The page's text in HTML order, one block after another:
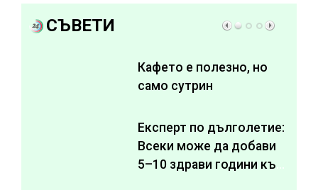
СЪВЕТИ
Кафето е полезно, но
само сутрин
Експерт по дълголетие:
Всеки може да добави
5–10 здрави години към